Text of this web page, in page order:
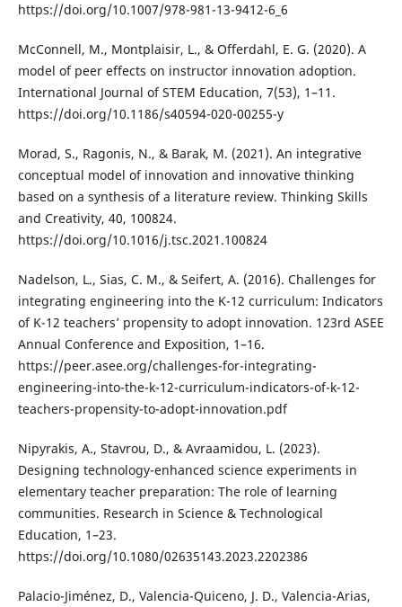
https://doi.org/10.1007/978-981-13-9412-6_6
McConnell, M., Montplaisir, L., & Offerdahl, E. G. (2020). A
model of peer effects on instructor innovation adoption.
International Journal of STEM Education, 7(53), 1–11.
https://doi.org/10.1186/s40594-020-00255-y
Morad, S., Ragonis, N., & Barak, M. (2021). An integrative
conceptual model of innovation and innovative thinking
based on a synthesis of a literature review. Thinking Skills
and Creativity, 40, 100824.
https://doi.org/10.1016/j.tsc.2021.100824
Nadelson, L., Sias, C. M., & Seifert, A. (2016). Challenges for
integrating engineering into the K-12 curriculum: Indicators
of K-12 teachers’ propensity to adopt innovation. 123rd ASEE
Annual Conference and Exposition, 1–16.
https://peer.asee.org/challenges-for-integrating-
engineering-into-the-k-12-curriculum-indicators-of-k-12-
teachers-propensity-to-adopt-innovation.pdf
Nipyrakis, A., Stavrou, D., & Avraamidou, L. (2023).
Designing technology-enhanced science experiments in
elementary teacher preparation: The role of learning
communities. Research in Science & Technological
Education, 1–23.
https://doi.org/10.1080/02635143.2023.2202386
Palacio-Jiménez, D., Valencia-Quiceno, J. D., Valencia-Arias,